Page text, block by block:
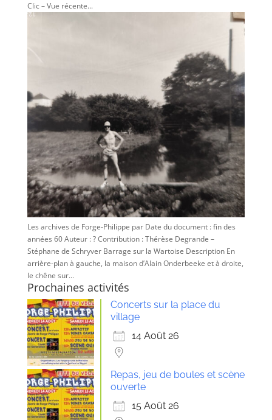
Clic – Vue récente...
Les archives de Forge-Philippe par Date du document : fin des
années 60 Auteur : ? Contribution : Thérèse Degrande –
Stéphane de Schryver Barrage sur la Wartoise Description En
arrière-plan à gauche, la maison d’Alain Onderbeeke et à droite,
le chêne sur...
Prochaines activités
Concerts sur la place du
village
14 Août 26
Repas, jeu de boules et scène
ouverte
15 Août 26